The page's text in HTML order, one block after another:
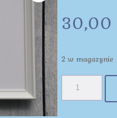
30,00
2 w magazynie